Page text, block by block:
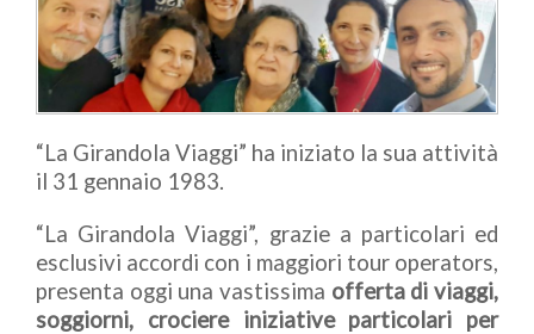
“La Girandola Viaggi” ha iniziato la sua attività
il 31 gennaio 1983.
“La Girandola Viaggi”, grazie a particolari ed
esclusivi accordi con i maggiori tour operators,
presenta oggi una vastissima offerta di viaggi,
soggiorni, crociere iniziative particolari per